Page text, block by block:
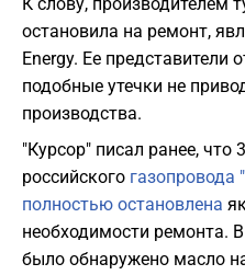
остановила на ремонт,
Energy. Ее
подобные утечки не
производства.
"Курсор" писал ранее, что
российского газопровода
полностью остановлена
необходимости ремонта.
было обнаружено масло